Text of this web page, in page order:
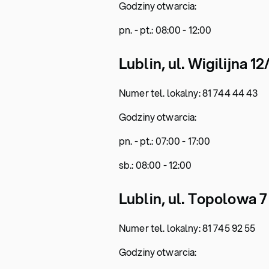
Godziny otwarcia:
pn. - pt.: 08:00 - 12:00
Lublin, ul. Wigilijna
Numer tel. lokalny: 81 744 44 43
Godziny otwarcia:
pn. - pt.: 07:00 - 17:00
sb.: 08:00 - 12:00
Lublin, ul. Topolowa 7
Numer tel. lokalny: 81 745 92 55
Godziny otwarcia: